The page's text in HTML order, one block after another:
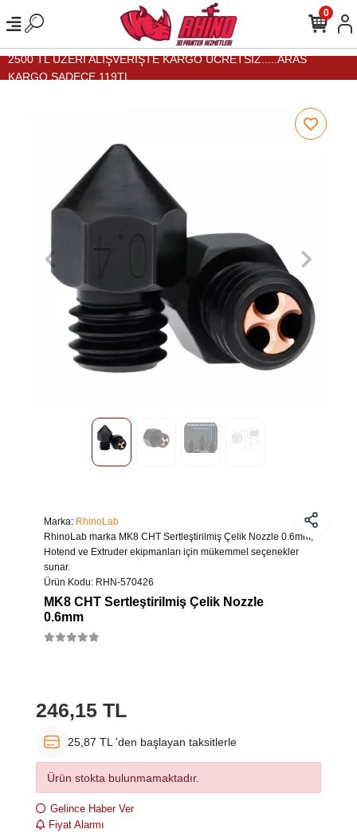
2500 TL ÜZERİ ALIŞVERİŞTE KARGO ÜCRETSİZ.....ARAS
KARGO SADECE 119TL...
0
Marka: RhinoLab
RhinoLab marka MK8 CHT Sertleştirilmiş Çelik Nozzle 0.6mm,
Hotend ve Extruder ekipmanları için mükemmel seçenekler
sunar.
Ürün Kodu: RHN-570426
MK8 CHT Sertleştirilmiş Çelik Nozzle
0.6mm
246,15 TL
25,87 TL 'den başlayan taksitlerle
Ürün stokta bulunmamaktadır.
Gelince Haber Ver
Fiyat Alarmı